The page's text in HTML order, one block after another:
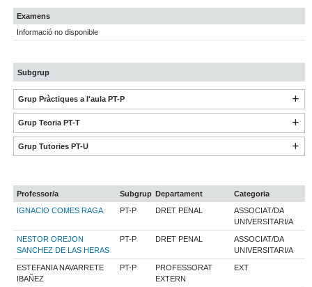
Examens
Informació no disponible
Subgrup
Grup Pràctiques a l'aula PT-P
Grup Teoria PT-T
Grup Tutories PT-U
Professor/a Subgrup Departament
Categoria
IGNACIO COMES RAGA
PT-P DRET PENAL
ASSOCIAT/DA
UNIVERSITARI/A
NESTOR OREJON
SANCHEZ DE LAS HERAS
PT-P DRET PENAL
ASSOCIAT/DA
UNIVERSITARI/A
ESTEFANIA NAVARRETE
IBAÑEZ
PT-P
PROFESSORAT
EXTERN
EXT